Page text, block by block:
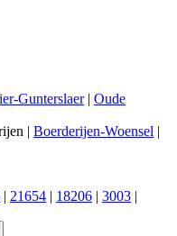
Gunterslaer| Oude
| Boerderijen-Woensel |
| 21654 | 18206 | 3003 |